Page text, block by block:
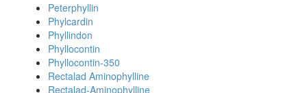
Peterphyllin
Phylcardin
Phyllindon
Phyllocontin
Phyllocontin-350
Rectalad Aminophylline
Rectalad-Aminophylline